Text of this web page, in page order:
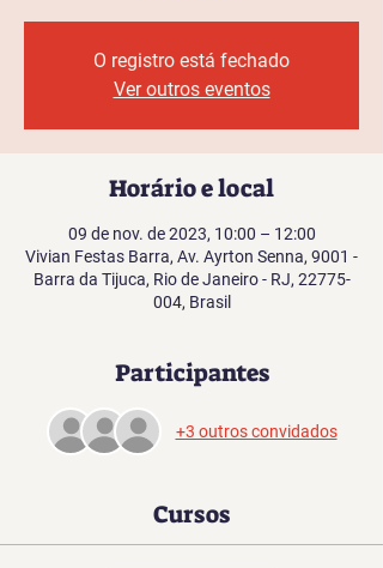
O registro está fechado
Ver outros eventos
Horário e local
09 de nov. de 2023, 10:00 – 12:00
Vivian Festas Barra, Av. Ayrton Senna, 9001 -
Barra da Tijuca, Rio de Janeiro - RJ, 22775-
004, Brasil
Participantes
+3 outros convidados
Cursos